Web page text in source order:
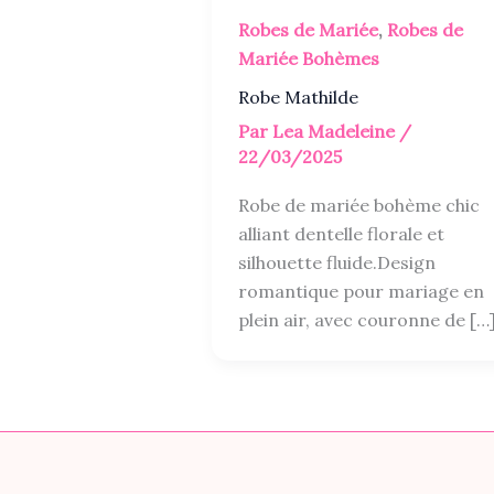
Robes de Mariée, Robes de
Mariée Bohèmes
Robe Mathilde
Par Lea Madeleine /
22/03/2025
Robe de mariée bohème chic
alliant dentelle florale et
silhouette fluide.Design
romantique pour mariage en
plein air, avec couronne de